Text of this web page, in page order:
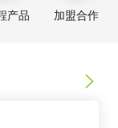
产品 加盟合作